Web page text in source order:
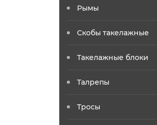
Рымы
Скобы такелажные
Такелажные блоки
Талрепы
Тросы